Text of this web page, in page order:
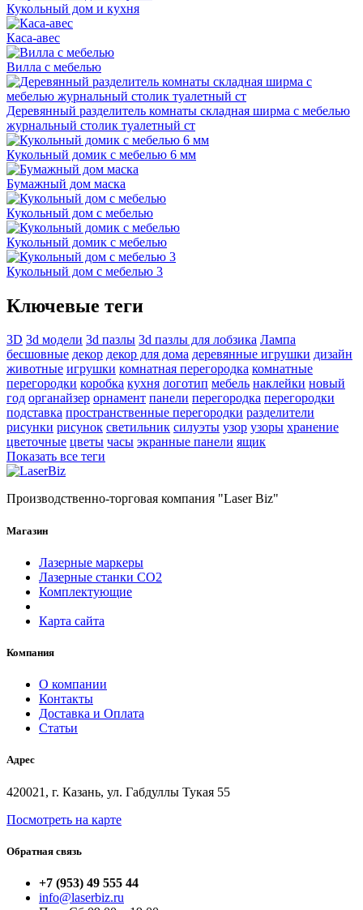
Кукольный дом и кухня
Каса-авес
Вилла с мебелью
Деревянный разделитель комнаты складная ширма с мебелью
журнальный столик туалетный ст
Кукольный домик с мебелью 6 мм
Бумажный дом маска
Кукольный дом с мебелью
Кукольный домик с мебелью
Кукольный дом с мебелью 3
Ключевые теги
3D 3d модели 3d пазлы 3d пазлы для лобзика Лампа
бесшовные декор декор для дома деревянные игрушки дизайн
животные игрушки комнатная перегородка комнатные
перегородки коробка кухня логотип мебель наклейки новый
год органайзер орнамент панели перегородка перегородки
подставка пространственные перегородки разделители
рисунки рисунок светильник силуэты узор узоры хранение
цветочные цветы часы экранные панели ящик
Показать все теги
Производственно-торговая компания "Laser Biz"
Магазин
Лазерные маркеры
Лазерные станки СО2
Комплектующие
Карта сайта
Компания
О компании
Контакты
Доставка и Оплата
Статьи
Адрес
420021, г. Казань, ул. Габдуллы Тукая 55
Посмотреть на карте
Обратная связь
+7 (953) 49 555 44
info@laserbiz.ru